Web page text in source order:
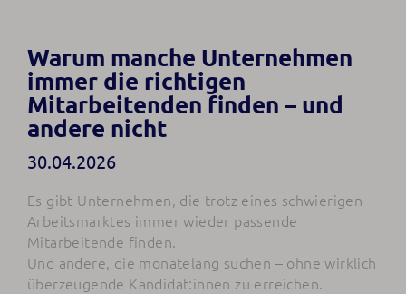
Warum manche Unternehmen
immer die richtigen
Mitarbeitenden finden – und
andere nicht
30.04.2026
Es gibt Unternehmen, die trotz eines schwierigen
Arbeitsmarktes immer wieder passende
Mitarbeitende finden.
Und andere, die monatelang suchen – ohne wirklich
überzeugende Kandidat:innen zu erreichen.